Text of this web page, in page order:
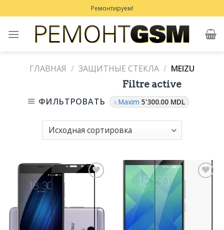
to
content
Ремонтируем!
ГЛАВНАЯ / ЗАЩИТНЫЕ СТЕКЛА / MEIZU
ФИЛЬТРОВАТЬ
Filtre active
Maxim5'300.00 MDL
Добавить
Избранное